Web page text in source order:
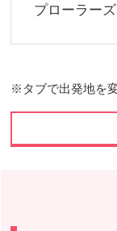
プローラー
※タブで出発地を